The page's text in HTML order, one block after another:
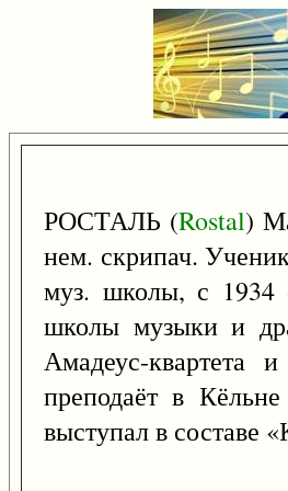
РОСТАЛЬ (Rostal)
нем. скрипач.
муз. школы, с 1934
школы музыки и
Амадеус-квартета
преподаёт в
выступал в составе